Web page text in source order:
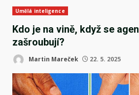
Umělá inteligence
Kdo je na vině, když se
zašroubují?
Martin Mareček 22. 5. 2025